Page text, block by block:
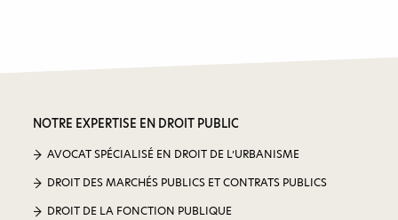
NOTRE EXPERTISE EN DROIT PUBLIC
AVOCAT SPÉCIALISÉ EN DROIT DE L’URBANISME
DROIT DES MARCHÉS PUBLICS ET CONTRATS PUBLICS
DROIT DE LA FONCTION PUBLIQUE